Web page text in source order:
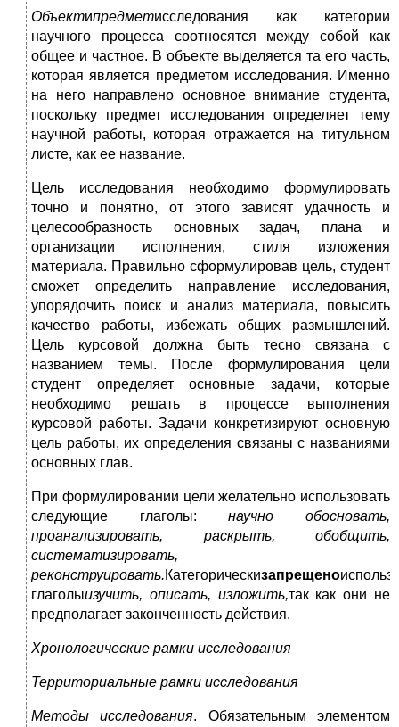
Объектипредметисследования как категории
научного процесса соотносятся между собой как
общее и частное. В объекте выделяется та его часть,
которая является предметом исследования. Именно
на него направлено основное внимание студента,
поскольку предмет исследования определяет тему
научной работы, которая отражается на титульном
листе, как ее название.
Цель исследования необходимо формулировать
точно и понятно, от этого зависят удачность и
целесообразность основных задач, плана и
организации исполнения, стиля изложения
материала. Правильно сформулировав цель, студент
сможет определить направление исследования,
упорядочить поиск и анализ материала, повысить
качество работы, избежать общих размышлений.
Цель курсовой должна быть тесно связана с
названием темы. После формулирования цели
студент определяет основные задачи, которые
необходимо решать в процессе выполнения
курсовой работы. Задачи конкретизируют основную
цель работы, их определения связаны с названиями
основных глав.
При формулировании цели желательно использовать
следующие глаголы:научно обосновать,
проанализировать, раскрыть, обобщить,
систематизировать,
реконструировать.Категорическизапрещено
глаголыизучить, описать, изложить,так как они не
предполагает законченность действия.
Хронологические рамки исследования
Территориальные рамки исследования
Методы исследования. Обязательным элементом